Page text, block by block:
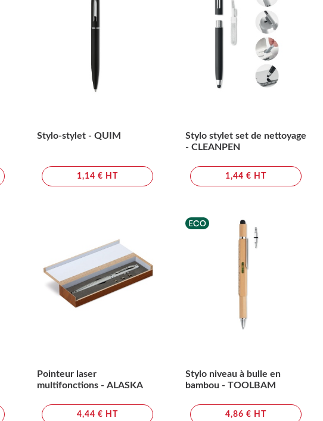
Stylo-stylet - QUIM
1,14 € HT
Stylo stylet set de nettoyage
- CLEANPEN
1,44 € HT
Pointeur laser
multifonctions - ALASKA
4,44 € HT
Stylo niveau à bulle en
bambou - TOOLBAM
4,86 € HT